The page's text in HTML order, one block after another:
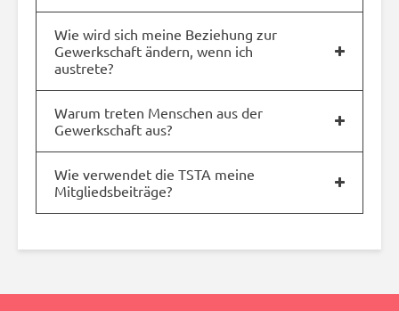
Wie wird sich meine Beziehung zur
Gewerkschaft ändern, wenn ich
austrete?
Warum treten Menschen aus der
Gewerkschaft aus?
Wie verwendet die TSTA meine
Mitgliedsbeiträge?